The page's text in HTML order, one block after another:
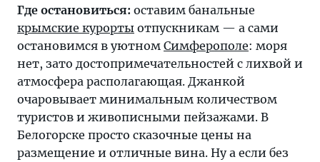
Где остановиться: оставим банальные
крымские курорты отпускникам — а сами
остановимся в уютном Симферополе: моря
нет, зато достопримечательностей с лихвой и
атмосфера располагающая. Джанкой
очаровывает минимальным количеством
туристов и живописными пейзажами. В
Белогорске просто сказочные цены на
размещение и отличные вина. Ну а если без